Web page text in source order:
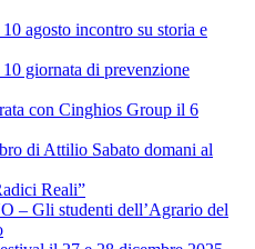
agosto incontro su storia e
giornata di prevenzione
con Cinghios Group il 6
di Attilio Sabato domani al
Reali”
– Gli studenti dell’Agrario del